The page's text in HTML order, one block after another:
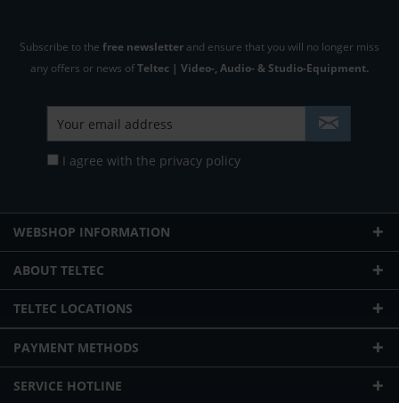
Subscribe to the free newsletter and ensure that you will no longer miss
any offers or news ofTeltec | Video-, Audio- & Studio-Equipment.
I agree with the privacy policy
WEBSHOP INFORMATION
ABOUT TELTEC
TELTEC LOCATIONS
PAYMENT METHODS
SERVICE HOTLINE